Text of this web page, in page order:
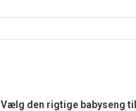
Vælg den rigtige babyseng